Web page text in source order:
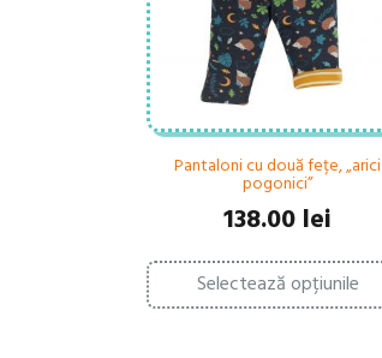
Pantaloni cu două fețe, „arici
pogonici”
138.00 lei
Selectează opțiunile